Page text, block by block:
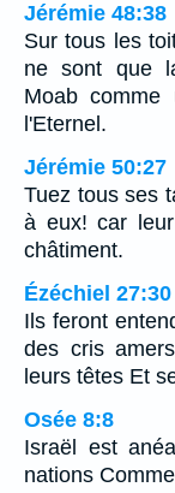
Jérémie 48:38
Sur tous les
ne sont que
Moab
l'Eternel.
Jérémie 50:27
Tuez tous ses
à eux! car
châtiment.
Ézéchiel 27:30
Ils feront
des cris
leurs têtes Et
Osée 8:8
Israël est
nations